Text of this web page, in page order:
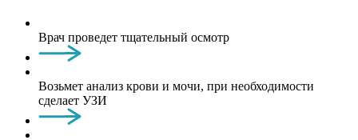
Врач проведет тщательный осмотр
Возьмет анализ крови и мочи, при необходимости
сделает УЗИ